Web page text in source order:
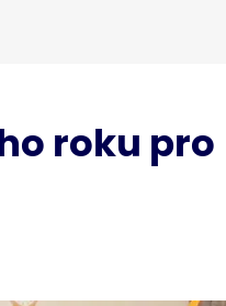
roku pro